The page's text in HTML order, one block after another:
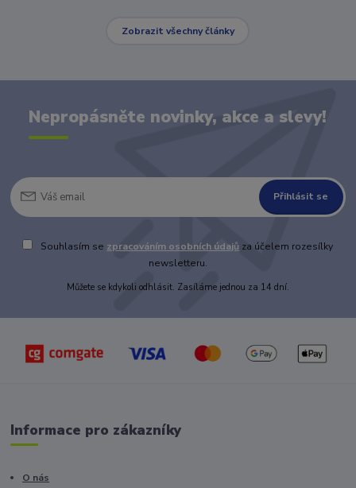
Zobrazit všechny články
Nepropásněte novinky, akce a slevy!
Přihlásit se
Souhlasím se zpracováním osobních údajů za účelem rozesílky
newsletteru.
Můžete se kdykoli odhlásit. Zasíláme jednou za 14 dní.
Informace pro zákazníky
O nás